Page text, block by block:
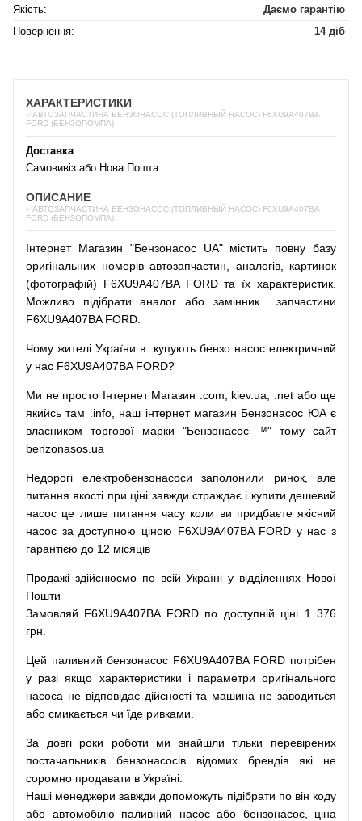
Якість:
Даємо гарантію
Повернення:
14 діб
ХАРАКТЕРИСТИКИ
✅АВТОЗАПЧАСТИНА БЕНЗОНАСОС (ТОПЛИВНЫЙ НАСОС) F6XU9A407BA
FORD (БЕНЗОПОМПА)
Доставка
Самовивіз або Нова Пошта
ОПИСАНИЕ
✅АВТОЗАПЧАСТИНА БЕНЗОНАСОС (ТОПЛИВНЫЙ НАСОС) F6XU9A407BA
FORD (БЕНЗОПОМПА)
Інтернет Магазин "Бензонасос UA" містить повну базу
оригінальних номерів автозапчастин аналогів,
картинок
(фотографій) F6XU9A407BA FORD та їх характеристик.
Можливо
підібрати аналог або замінникзапчастини
F6XU9A407BA FORD.
Чому жителі України в купують бензо насос електричний
у нас F6XU9A407BA FORD?
Ми не просто Інтернет Магазин .com kiev.ua .net або ще
якийсь там .info, наш інтернет магазин Бензонасос ЮА є
власником
торгової марки "Бензонасос ™" тому
сайт
benzonasos.ua
Недорогі електробензонасоси заполонили ринок,
але
питання якості при ціні завжди страждає і купити дешевий
насос це лише питання часу коли ви придбаєте якісний
насос за доступною ціною F6XU9A407BA FORD у нас з
гарантією до 12 місяців
Продажі здійснюємо по всій Україні у відділеннях Нової
Пошти
Замовляй F6XU9A407BA FORD по доступній ціні 1 376
грн.
Цей паливний бензонасос F6XU9A407BA FORD потрібен
у разі якщо характеристики і параметри оригінального
насоса не відповідає дійсності та машина не заводиться
або смикається чи їде ривками
За довгі роки роботи ми знайшли тільки
перевірених
постачальників
бензонасосів відомих брендів які
не
соромно продавати в Україні.
Наші менеджери завжди допоможуть підібрати по він коду
або автомобілю паливний насос або бензонасос,
ціна